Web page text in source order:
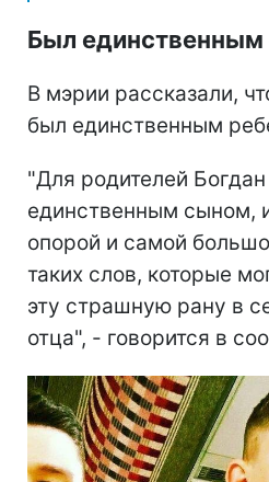
Был
В мэрии рассказали,
был единственным
"Для родителей
единственным сыном,
опорой и самой
таких слов, которые
эту страшную рану в
отца", - говорится в